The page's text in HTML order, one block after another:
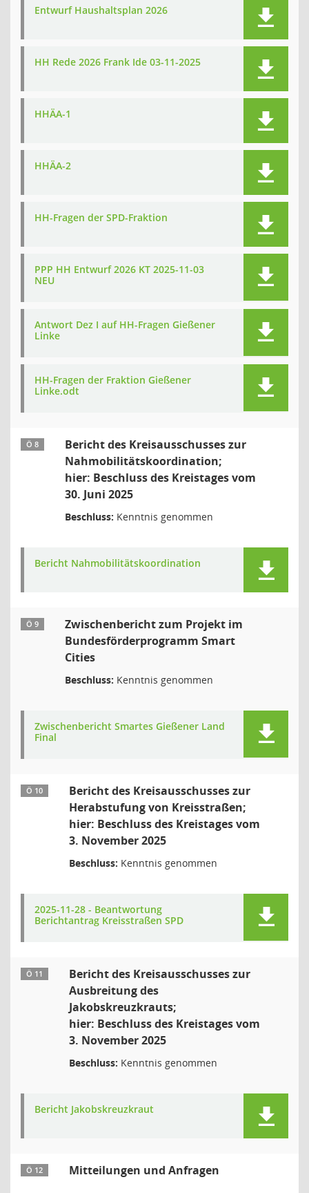
Entwurf Haushaltsplan 2026
HH Rede 2026 Frank Ide 03-11-2025
HHÄA-1
HHÄA-2
HH-Fragen der SPD-Fraktion
PPP HH Entwurf 2026 KT 2025-11-03
NEU
Antwort Dez I auf HH-Fragen Gießener
Linke
HH-Fragen der Fraktion Gießener
Linke.odt
Ö 8
Bericht des Kreisausschusses zur
Nahmobilitätskoordination;
hier: Beschluss des Kreistages vom
30. Juni 2025
Beschluss: Kenntnis genommen
Bericht Nahmobilitätskoordination
Ö 9
Zwischenbericht zum Projekt im
Bundesförderprogramm Smart
Cities
Beschluss: Kenntnis genommen
Zwischenbericht Smartes Gießener Land
Final
Ö 10
Bericht des Kreisausschusses zur
Herabstufung von Kreisstraßen;
hier: Beschluss des Kreistages vom
3. November 2025
Beschluss: Kenntnis genommen
2025-11-28 - Beantwortung
Berichtantrag Kreisstraßen SPD
Ö 11
Bericht des Kreisausschusses zur
Ausbreitung des
Jakobskreuzkrauts;
hier: Beschluss des Kreistages vom
3. November 2025
Beschluss: Kenntnis genommen
Bericht Jakobskreuzkraut
Ö 12 Mitteilungen und Anfragen